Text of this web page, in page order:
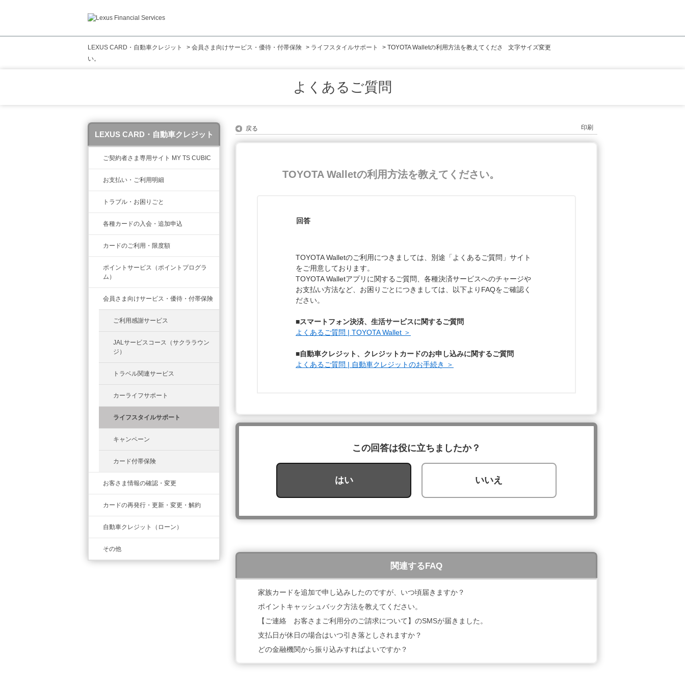
文字サイズ変更
LEXUS CARD・自動車クレジット > 会員さま向けサービス・優待・付帯保険 > ライフスタイルサポート > TOYOTA Walletの利用方法を教えてくださ
い。
LEXUS CARD・自動車クレジット
ご契約者さま専用サイト MY TS CUBIC
お支払い・ご利用明細
トラブル・お困りごと
各種カードの入会・追加申込
カードのご利用・限度額
ポイントサービス（ポイントプログラ
ム）
会員さま向けサービス・優待・付帯保険
ご利用感謝サービス
JALサービスコース（サクララウン
ジ）
トラベル関連サービス
カーライフサポート
ライフスタイルサポート
キャンペーン
カード付帯保険
お客さま情報の確認・変更
カードの再発行・更新・変更・解約
自動車クレジット（ローン）
その他
よくあるご質問
戻る 印刷
TOYOTA Walletの利用方法を教えてください。
回答
TOYOTA Walletのご利用につきましては、別途「よくあるご質問」サイト
をご用意しております。
TOYOTA Walletアプリに関するご質問、各種決済サービスへのチャージや
お支払い方法など、お困りごとにつきましては、以下よりFAQをご確認く
ださい。
■スマートフォン決済、生活サービスに関するご質問
よくあるご質問 | TOYOTA Wallet ＞
■自動車クレジット、クレジットカードのお申し込みに関するご質問
よくあるご質問 | 自動車クレジットのお手続き ＞
この回答は役に立ちましたか？
はい いいえ
関連するFAQ
家族カードを追加で申し込みしたのですが、いつ頃届きますか？
ポイントキャッシュバック方法を教えてください。
【ご連絡 お客さまご利用分のご請求について】のSMSが届きました。
支払日が休日の場合はいつ引き落としされますか？
どの金融機関から振り込みすればよいですか？